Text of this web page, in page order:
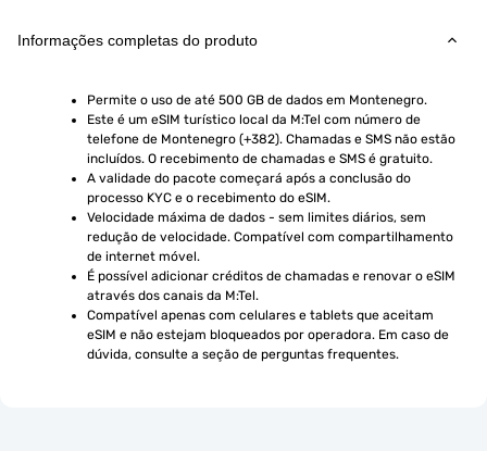
Informações completas do produto
Permite o uso de até 500 GB de dados em Montenegro.
Este é um eSIM turístico local da M:Tel com número de
telefone de Montenegro (+382). Chamadas e SMS não estão
incluídos. O recebimento de chamadas e SMS é gratuito.
A validade do pacote começará após a conclusão do
processo KYC e o recebimento do eSIM.
Velocidade máxima de dados - sem limites diários, sem
redução de velocidade. Compatível com compartilhamento
de internet móvel.
É possível adicionar créditos de chamadas e renovar o eSIM
através dos canais da M:Tel.
Compatível apenas com celulares e tablets que aceitam
eSIM e não estejam bloqueados por operadora. Em caso de
dúvida, consulte a seção de perguntas frequentes.